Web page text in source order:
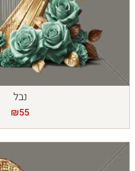
נבל
₪55